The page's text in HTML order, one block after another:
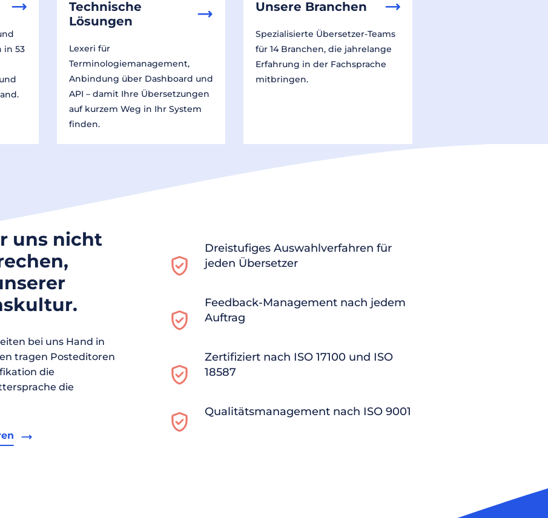
in 53
Technische
Lösungen
Lexeri für
Terminologiemanagement,
Anbindung über Dashboard und
API – damit Ihre Übersetzungen
auf kurzem Weg in Ihr System
finden.
Unsere Branchen
Spezialisierte Übersetzer-Teams
für 14 Branchen, die jahrelange
Erfahrung in der Fachsprache
mitbringen.
uns nicht
bei uns Hand in
tragen Posteditoren
die
die
Dreistufiges Auswahlverfahren für
jeden Übersetzer
Feedback-Management nach jedem
Auftrag
Zertifiziert nach ISO 17100 und ISO
18587
Qualitätsmanagement nach ISO 9001